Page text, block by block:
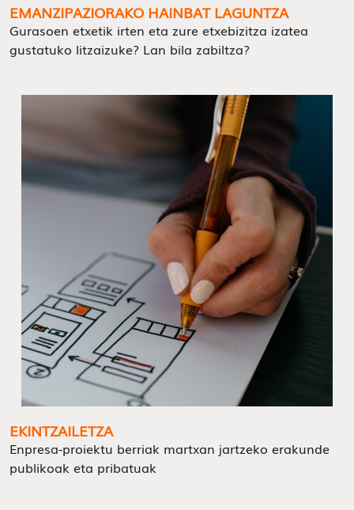
EMANZIPAZIORAKO HAINBAT LAGUNTZA
Gurasoen etxetik irten eta zure etxebizitza izatea
gustatuko litzaizuke? Lan bila zabiltza?
EKINTZAILETZA
Enpresa-proiektu berriak martxan jartzeko erakunde
publikoak eta pribatuak